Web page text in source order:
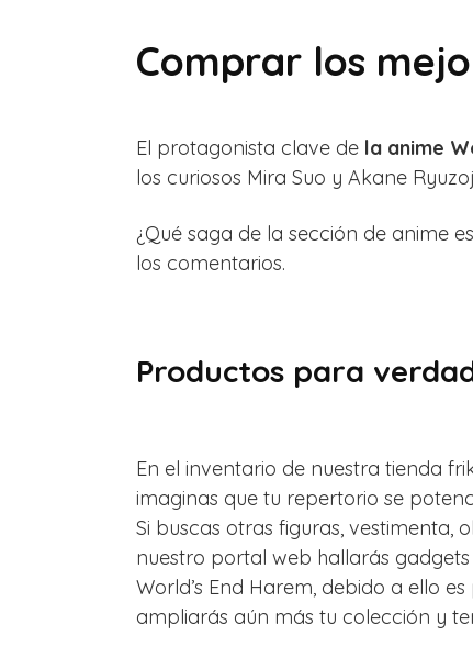
Comprar los
El protagonista clave de la anime
los curiosos Mira Suo y Akane
¿Qué saga de la sección de anime
los comentarios.
Productos para
En el inventario de nuestra tienda
imaginas que tu repertorio se
Si buscas otras figuras, vestimenta,
nuestro portal web hallarás
World’s End Harem, debido a ello
ampliarás aún más tu colección y